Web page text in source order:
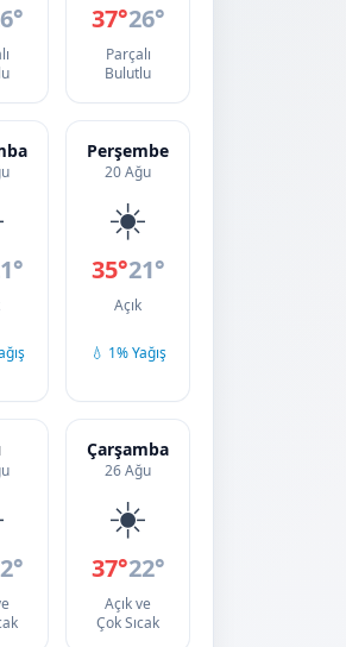
37°26°
Parçalı
Bulutlu
Perşembe
20 Ağu
☀️
35°21°
Açık
💧 1% Yağış
Çarşamba
26 Ağu
☀️
37°22°
Açık ve
Çok Sıcak